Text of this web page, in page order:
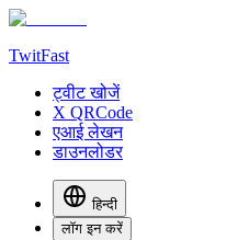
TwitFast
ट्वीट खोजें
X QRCode
एआई लेखन
डाउनलोडर
हिन्दी
लॉग इन करें